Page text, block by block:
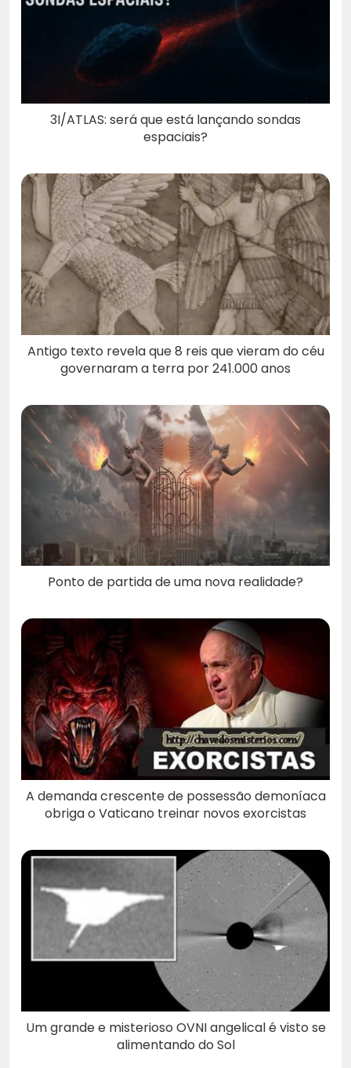
3I/ATLAS: será que está lançando sondas
espaciais?
Antigo texto revela que 8 reis que vieram do céu
governaram a terra por 241.000 anos
Ponto de partida de uma nova realidade?
A demanda crescente de possessão demoníaca
obriga o Vaticano treinar novos exorcistas
Um grande e misterioso OVNI angelical é visto se
alimentando do Sol